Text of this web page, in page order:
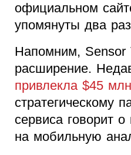
официальном
упомянуты два
Напомним, Sensor
расширение.
привлекла $45 млн
стратегическому
сервиса говорит
на мобильную